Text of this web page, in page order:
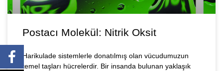
Postacı Molekül: Nitrik Oksit
Harikulade sistemlerle donatılmış olan vücudumuzun
temel taşları hücrelerdir. Bir insanda bulunan yaklaşık